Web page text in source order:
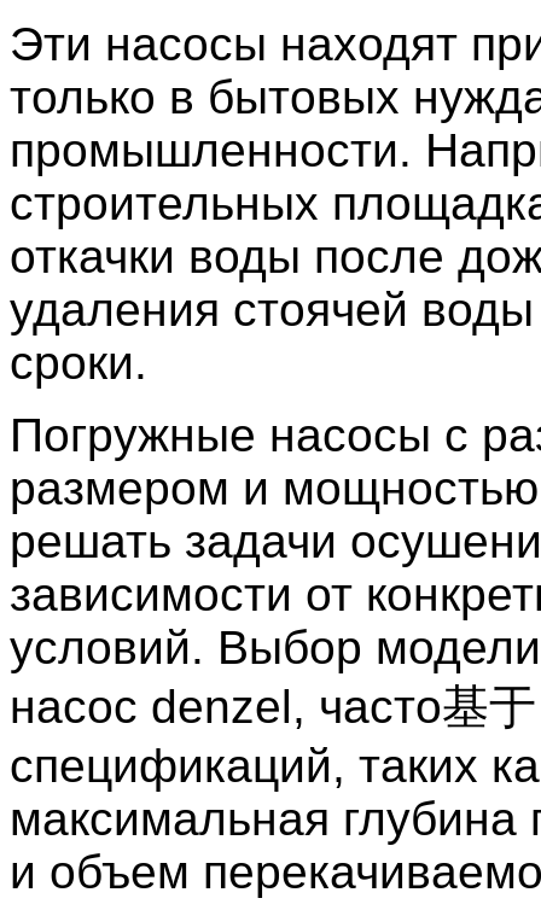
Эти насосы находят
только в бытовых
промышленности.
строительных
откачки воды после
удаления стоячей воды
сроки.
Погружные насосы с
размером и
решать задачи
зависимости от
условий. Выбор
насос denzel, часто基于
спецификаций, таких
максимальная глубина
и объем